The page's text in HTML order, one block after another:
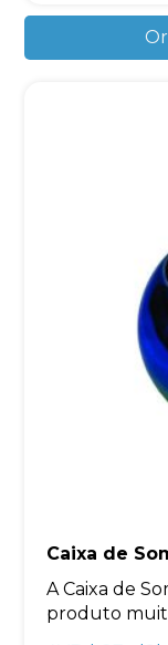
Caixa de
A Caixa de
produto